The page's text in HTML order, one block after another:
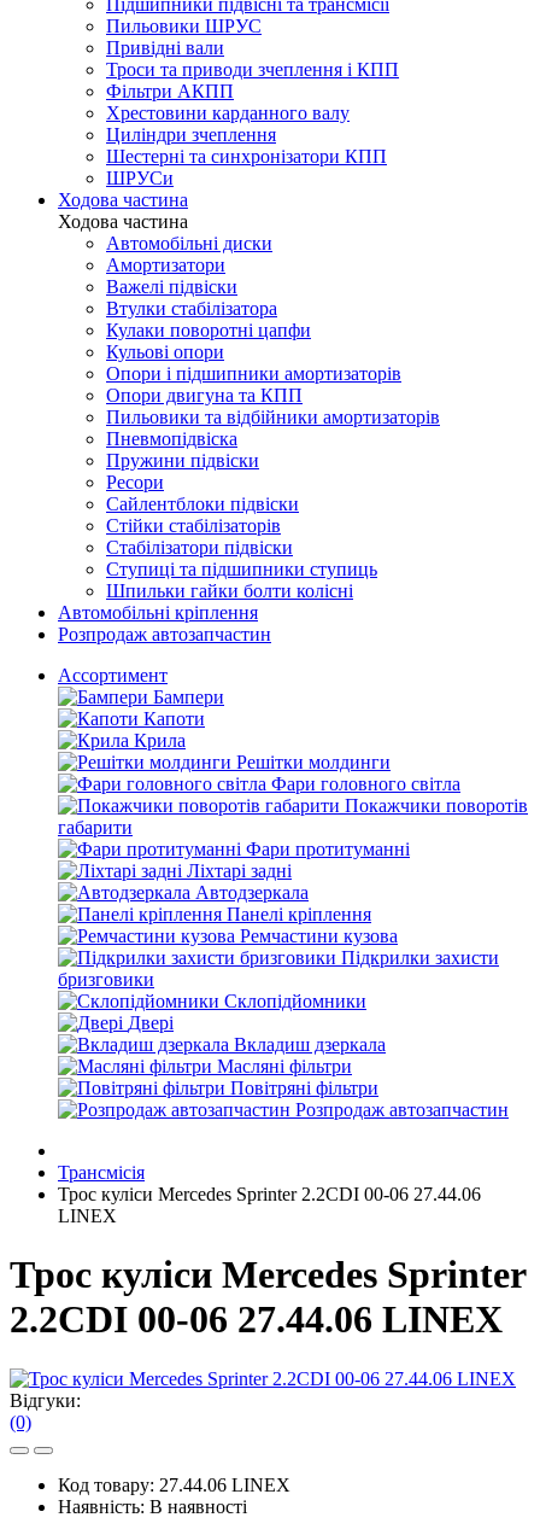
Підшипники підвісні та трансмісії
Пильовики ШРУС
Привідні вали
Троси та приводи зчеплення і КПП
Фільтри АКПП
Хрестовини карданного валу
Циліндри зчеплення
Шестерні та синхронізатори КПП
ШРУСи
Ходова частина
Ходова частина
Автомобільні диски
Амортизатори
Важелі підвіски
Втулки стабілізатора
Кулаки поворотні цапфи
Кульові опори
Опори і підшипники амортизаторів
Опори двигуна та КПП
Пильовики та відбійники амортизаторів
Пневмопідвіска
Пружини підвіски
Ресори
Сайлентблоки підвіски
Стійки стабілізаторів
Стабілізатори підвіски
Ступиці та підшипники ступиць
Шпильки гайки болти колісні
Автомобільні кріплення
Розпродаж автозапчастин
Ассортимент
Бампери
Капоти
Крила
Решітки молдинги
Фари головного світла
Покажчики поворотів
габарити
Фари протитуманні
Ліхтарі задні
Автодзеркала
Панелі кріплення
Ремчастини кузова
Підкрилки захисти
бризговики
Склопідйомники
Двері
Вкладиш дзеркала
Масляні фільтри
Повітряні фільтри
Розпродаж автозапчастин
Трансмісія
Трос куліси Mercedes Sprinter 2.2CDI 00-06 27.44.06
LINEX
Трос куліси Mercedes Sprinter
2.2CDI 00-06 27.44.06 LINEX
Відгуки:
(0)
Код товару: 27.44.06 LINEX
Наявність: В наявності